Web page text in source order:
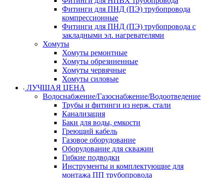
Фитинги для ПНД (ПЭ) трубопровода
компрессионные
Фитинги для ПНД (ПЭ) трубопровода с
закладными эл. нагревателями
Хомуты
Хомуты ремонтные
Хомуты обрезиненные
Хомуты червячные
Хомуты силовые
ЛУЧШАЯ ЦЕНА
Водоснабжение/Газоснабжение/Водоотведение
Трубы и фитинги из нерж. стали
Канализация
Баки для воды, емкости
Греющий кабель
Газовое оборудование
Оборудование для скважин
Гибкие подводки
Инструменты и комплектующие для
монтажа ПП трубопровода